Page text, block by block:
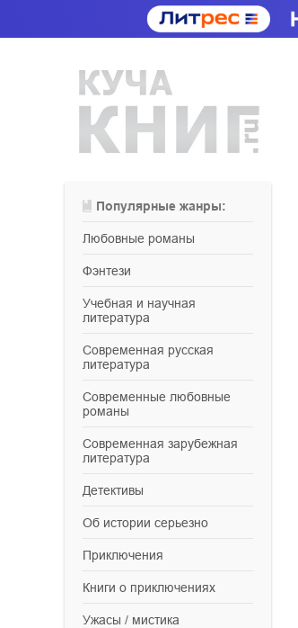
Популярные жанры:
любовные романы
фэнтези
учебная и научная
литература
современная русская
литература
современные любовные
романы
современная зарубежная
литература
детективы
об истории серьезно
приключения
книги о приключениях
ужасы / мистика